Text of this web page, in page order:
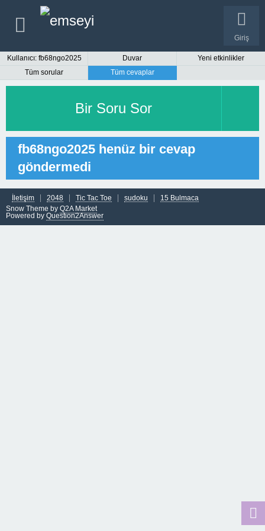
Giriş
Kullanıcı: fb68ngo2025 Duvar
Yeni etkinlikler
Tüm sorular
Tüm cevaplar
Bir Soru Sor
fb68ngo2025 henüz bir cevap
göndermedi
İletişim 2048 Tic Tac Toe sudoku
15 Bulmaca
Snow Theme by Q2A Market
Powered by Question2Answer